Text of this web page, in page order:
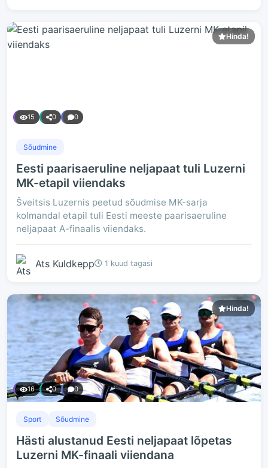
Hinda!
15 0 0
Sõudmine
Eesti paarisaeruline neljapaat tuli Luzerni
MK-etapil viiendaks
Šveitsis Luzernis peetud sõudmise MK-sarja
kolmandal etapil tuli Eesti meeste paarisaeruline
neljapaat A-finaalis viiendaks.
Ats Kuldkepp 1 kuud tagasi
Hinda!
16 0 0
Sport Sõudmine
Hästi alustanud Eesti neljapaat lõpetas
Luzerni MK-finaali viiendana